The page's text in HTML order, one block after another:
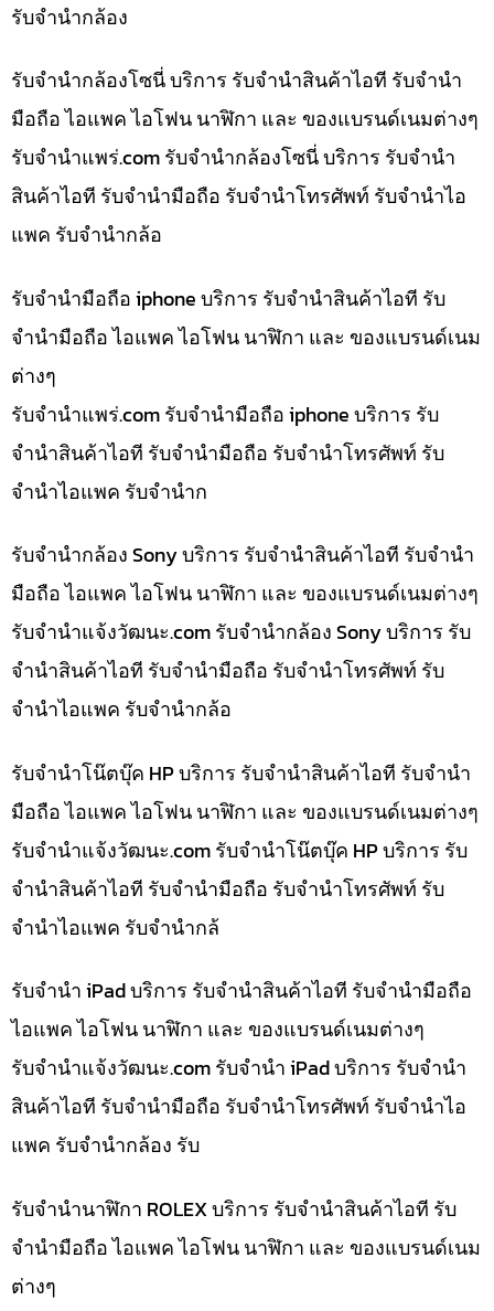
รับจำนำกล้อง
รับจำนำกล้องโซนี่ บริการ รับจำนำสินค้าไอที รับจำนำ
มือถือ ไอแพค ไอโฟน นาฬิกา และ ของแบรนด์เนมต่างๆ
รับจํานําแพร่.com รับจำนำกล้องโซนี่ บริการ รับจำนำ
สินค้าไอที รับจำนำมือถือ รับจำนำโทรศัพท์ รับจำนำไอ
แพค รับจำนำกล้อ
รับจำนำมือถือ iphone บริการ รับจำนำสินค้าไอที รับ
จำนำมือถือ ไอแพค ไอโฟน นาฬิกา และ ของแบรนด์เนม
ต่างๆ
รับจํานําแพร่.com รับจำนำมือถือ iphone บริการ รับ
จำนำสินค้าไอที รับจำนำมือถือ รับจำนำโทรศัพท์ รับ
จำนำไอแพค รับจำนำก
รับจำนำกล้อง Sony บริการ รับจำนำสินค้าไอที รับจำนำ
มือถือ ไอแพค ไอโฟน นาฬิกา และ ของแบรนด์เนมต่างๆ
รับจํานําแจ้งวัฒนะ.com รับจำนำกล้อง Sony บริการ รับ
จำนำสินค้าไอที รับจำนำมือถือ รับจำนำโทรศัพท์ รับ
จำนำไอแพค รับจำนำกล้อ
รับจำนำโน๊ตบุ๊ค HP บริการ รับจำนำสินค้าไอที รับจำนำ
มือถือ ไอแพค ไอโฟน นาฬิกา และ ของแบรนด์เนมต่างๆ
รับจํานําแจ้งวัฒนะ.com รับจำนำโน๊ตบุ๊ค HP บริการ รับ
จำนำสินค้าไอที รับจำนำมือถือ รับจำนำโทรศัพท์ รับ
จำนำไอแพค รับจำนำกล้
รับจำนำ iPad บริการ รับจำนำสินค้าไอที รับจำนำมือถือ
ไอแพค ไอโฟน นาฬิกา และ ของแบรนด์เนมต่างๆ
รับจํานําแจ้งวัฒนะ.com รับจำนำ iPad บริการ รับจำนำ
สินค้าไอที รับจำนำมือถือ รับจำนำโทรศัพท์ รับจำนำไอ
แพค รับจำนำกล้อง รับ
รับจำนำนาฬิกา ROLEX บริการ รับจำนำสินค้าไอที รับ
จำนำมือถือ ไอแพค ไอโฟน นาฬิกา และ ของแบรนด์เนม
ต่างๆ